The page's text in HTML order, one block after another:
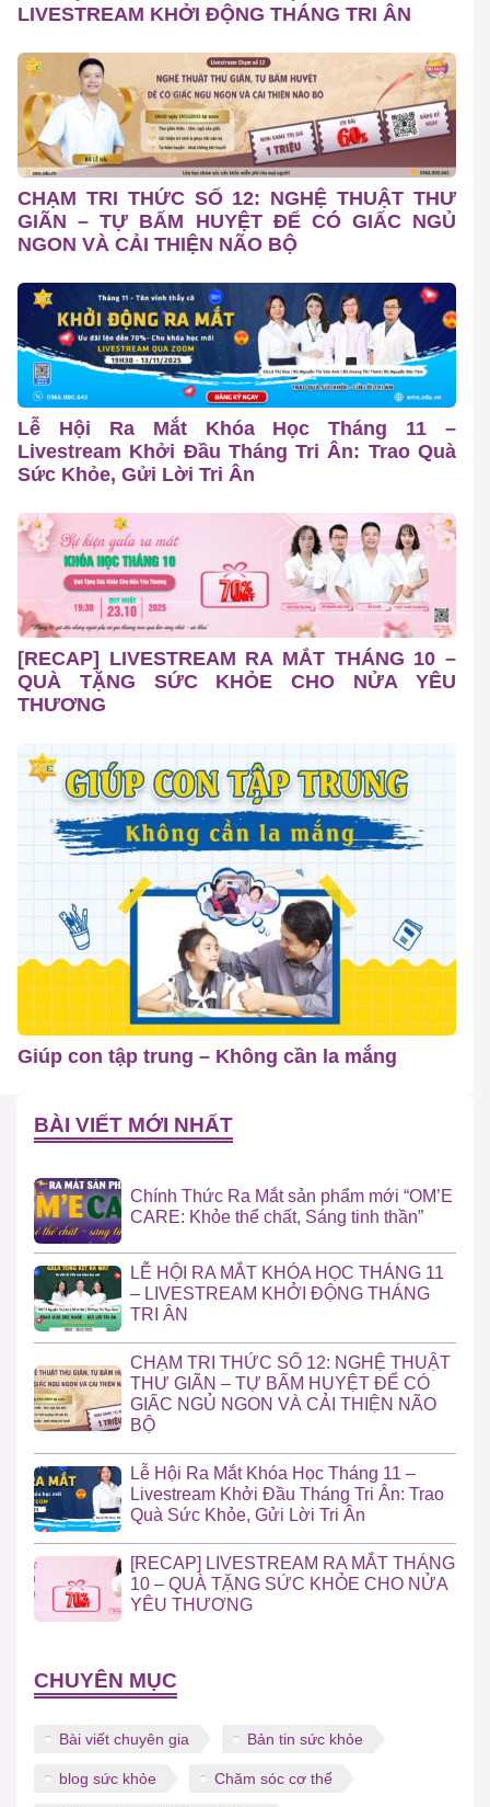
LIVESTREAM KHỞI ĐỘNG THÁNG TRI ÂN
CHẠM TRI THỨC SỐ 12: NGHỆ THUẬT THƯ
GIÃN – TỰ BẤM HUYỆT ĐỂ CÓ GIẤC NGỦ
NGON VÀ CẢI THIỆN NÃO BỘ
Lễ Hội Ra Mắt Khóa Học Tháng 11 –
Livestream Khởi Đầu Tháng Tri Ân: Trao Quà
Sức Khỏe, Gửi Lời Tri Ân
[RECAP] LIVESTREAM RA MẮT THÁNG 10 –
QUÀ TẶNG SỨC KHỎE CHO NỬA YÊU
THƯƠNG
Giúp con tập trung – Không cần la mắng
BÀI VIẾT MỚI NHẤT
Chính Thức Ra Mắt sản phẩm mới “OM’E
CARE: Khỏe thể chất, Sáng tinh thần”
LỄ HỘI RA MẮT KHÓA HỌC THÁNG 11
– LIVESTREAM KHỞI ĐỘNG THÁNG
TRI ÂN
CHẠM TRI THỨC SỐ 12: NGHỆ THUẬT
THƯ GIÃN – TỰ BẤM HUYỆT ĐỂ CÓ
GIẤC NGỦ NGON VÀ CẢI THIỆN NÃO
BỘ
Lễ Hội Ra Mắt Khóa Học Tháng 11 –
Livestream Khởi Đầu Tháng Tri Ân: Trao
Quà Sức Khỏe, Gửi Lời Tri Ân
[RECAP] LIVESTREAM RA MẮT THÁNG
10 – QUÀ TẶNG SỨC KHỎE CHO NỬA
YÊU THƯƠNG
CHUYÊN MỤC
Bài viết chuyên gia Bản tin sức khỏe
blog sức khỏe Chăm sóc cơ thể